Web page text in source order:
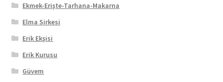
Ekmek-Erişte-Tarhana-Makarna
Elma Sirkesi
Erik Ekşisi
Erik Kurusu
Güvem